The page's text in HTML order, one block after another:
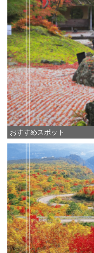
おすすめスポット